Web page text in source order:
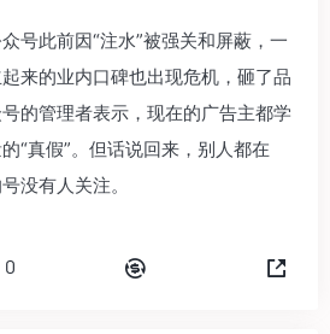
此前因“注水”被强关和屏蔽，一
来的业内口碑也出现危机，砸了品
的管理者表示，现在的广告主都学
“真假”。但话说回来，别人都在
没有人关注。
0